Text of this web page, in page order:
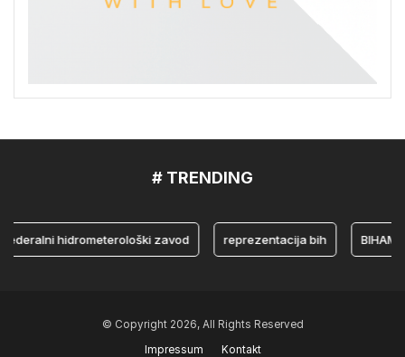
# TRENDING
hidrometerološki zavod reprezentacija bih BIHAMK
© Copyright 2026, All Rights Reserved
Impressum
Kontakt